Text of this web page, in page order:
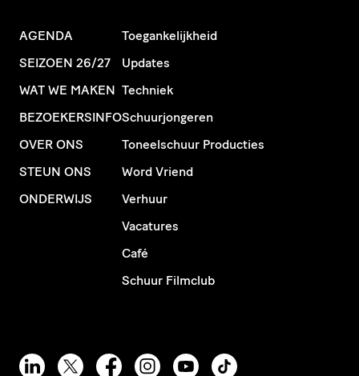
AGENDA
SEIZOEN 26/27
WAT WE MAKEN
BEZOEKERSINFO
OVER ONS
STEUN ONS
ONDERWIJS
Toegankelijkheid
Updates
Techniek
Schuurjongeren
Toneelschuur Producties
Word Vriend
Verhuur
Vacatures
Café
Schuur Filmclub